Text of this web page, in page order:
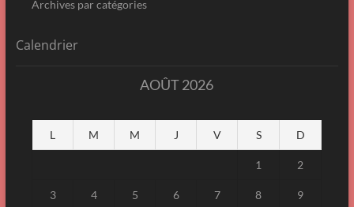
Archives par catégories
Calendrier
AOÛT 2026
L M M J V S D
1 2
3 4 5 6 7 8 9